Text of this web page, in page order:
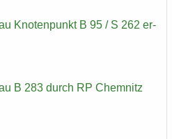
Kno­ten­punkt B 95 / S 262 er­
B 283 durch RP Chem­nitz